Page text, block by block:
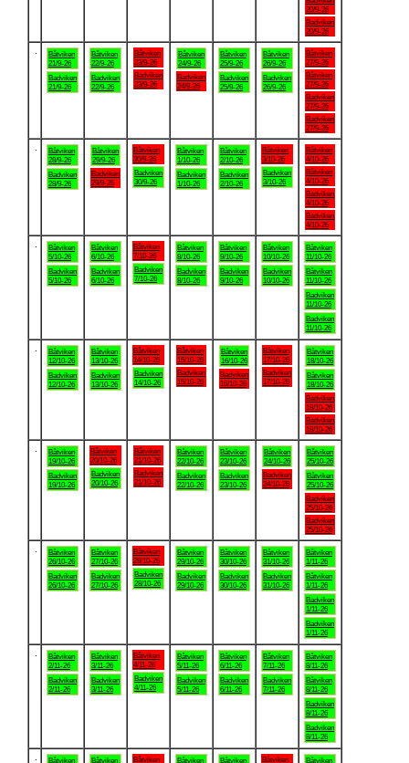
20/9-26
Badviken
20/9-26
Båtviken
21/9-26
Badviken
21/9-26
Båtviken
22/9-26
Badviken
22/9-26
Båtviken
23/9-26
Badviken
23/9-26
Båtviken
24/9-26
Badviken
24/9-26
Båtviken
25/9-26
Badviken
25/9-26
Båtviken
26/9-26
Badviken
26/9-26
Båtviken
27/9-26
Båtviken
27/9-26
Badviken
27/9-26
Badviken
27/9-26
Båtviken
28/9-26
Badviken
28/9-26
Båtviken
29/9-26
Badviken
29/9-26
Båtviken
30/9-26
Badviken
30/9-26
Båtviken
1/10-26
Badviken
1/10-26
Båtviken
2/10-26
Badviken
2/10-26
Båtviken
3/10-26
Badviken
3/10-26
Båtviken
4/10-26
Båtviken
4/10-26
Badviken
4/10-26
Badviken
4/10-26
Båtviken
5/10-26
Badviken
5/10-26
Båtviken
6/10-26
Badviken
6/10-26
Båtviken
7/10-26
Badviken
7/10-26
Båtviken
8/10-26
Badviken
8/10-26
Båtviken
9/10-26
Badviken
9/10-26
Båtviken
10/10-26
Badviken
10/10-26
Båtviken
11/10-26
Båtviken
11/10-26
Badviken
11/10-26
Badviken
11/10-26
Båtviken
12/10-26
Badviken
12/10-26
Båtviken
13/10-26
Badviken
13/10-26
Båtviken
14/10-26
Badviken
14/10-26
Båtviken
15/10-26
Badviken
15/10-26
Båtviken
16/10-26
Badviken
16/10-26
Båtviken
17/10-26
Badviken
17/10-26
Båtviken
18/10-26
Båtviken
18/10-26
Badviken
18/10-26
Badviken
18/10-26
Båtviken
19/10-26
Badviken
19/10-26
Båtviken
20/10-26
Badviken
20/10-26
Båtviken
21/10-26
Badviken
21/10-26
Båtviken
22/10-26
Badviken
22/10-26
Båtviken
23/10-26
Badviken
23/10-26
Båtviken
24/10-26
Badviken
24/10-26
Båtviken
25/10-26
Båtviken
25/10-26
Badviken
25/10-26
Badviken
25/10-26
Båtviken
26/10-26
Badviken
26/10-26
Båtviken
27/10-26
Badviken
27/10-26
Båtviken
28/10-26
Badviken
28/10-26
Båtviken
29/10-26
Badviken
29/10-26
Båtviken
30/10-26
Badviken
30/10-26
Båtviken
31/10-26
Badviken
31/10-26
Båtviken
1/11-26
Båtviken
1/11-26
Badviken
1/11-26
Badviken
1/11-26
Båtviken
2/11-26
Badviken
2/11-26
Båtviken
3/11-26
Badviken
3/11-26
Båtviken
4/11-26
Badviken
4/11-26
Båtviken
5/11-26
Badviken
5/11-26
Båtviken
6/11-26
Badviken
6/11-26
Båtviken
7/11-26
Badviken
7/11-26
Båtviken
8/11-26
Båtviken
8/11-26
Badviken
8/11-26
Badviken
8/11-26
Båtviken
Båtviken
Båtviken
Båtviken
Båtviken
Båtviken
Båtviken